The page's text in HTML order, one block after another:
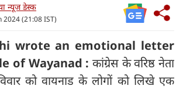
न्यूज डेस्क
2024 (21:08 IST)
wrote an emotional letter
of Wayanad : कांग्रेस के वरिष्ठ नेता
को वायनाड के लोगों को लिखे एक